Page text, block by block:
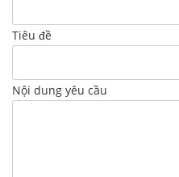
Tiêu đề
Nội dung yêu cầu